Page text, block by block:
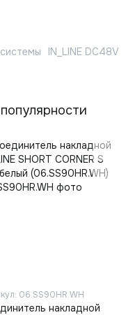
IN_LINE DC48V
06.SS90HR.WH
накладной